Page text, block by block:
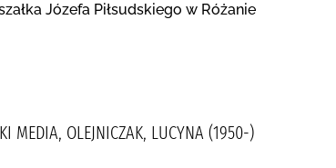
Józefa Piłsudskiego w Różanie
MEDIA, OLEJNICZAK, LUCYNA (1950-)